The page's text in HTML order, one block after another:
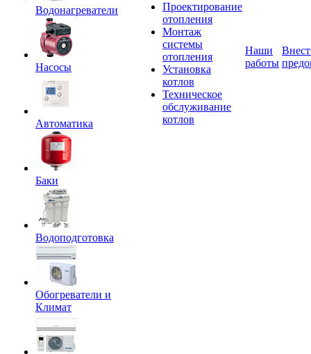
Водонагреватели
Насосы
Автоматика
Баки
Водоподготовка
Обогреватели и
Климат
Проектирование
отопления
Монтаж
системы
отопления
Установка
котлов
Техническое
обслуживание
котлов
Наши
работы